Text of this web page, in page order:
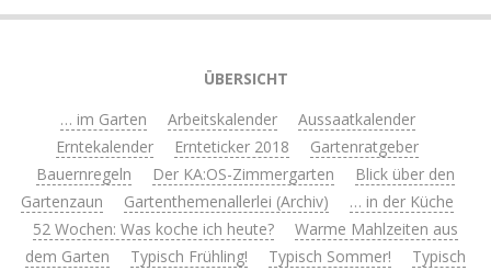
ÜBERSICHT
… im Garten
Arbeitskalender
Aussaatkalender
Erntekalender
Ernteticker 2018
Gartenratgeber
Bauernregeln
Der KA:OS-Zimmergarten
Blick über den
Gartenzaun
Gartenthemenallerlei (Archiv)
… in der Küche
52 Wochen: Was koche ich heute?
Warme Mahlzeiten aus
dem Garten
Typisch Frühling! Typisch Sommer!
Typisch